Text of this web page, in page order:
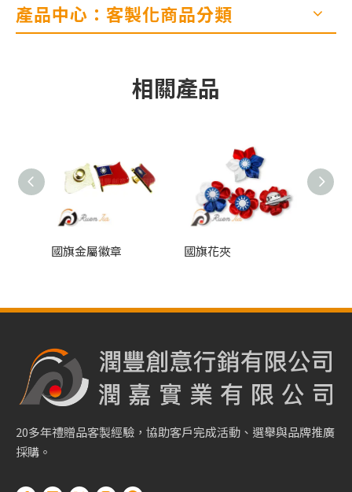
產品中心：客製化商品分類
相關產品
國旗金屬徽章 國旗花夾
20多年禮贈品客製經驗，協助客戶完成活動、選舉與品牌推廣
採購。